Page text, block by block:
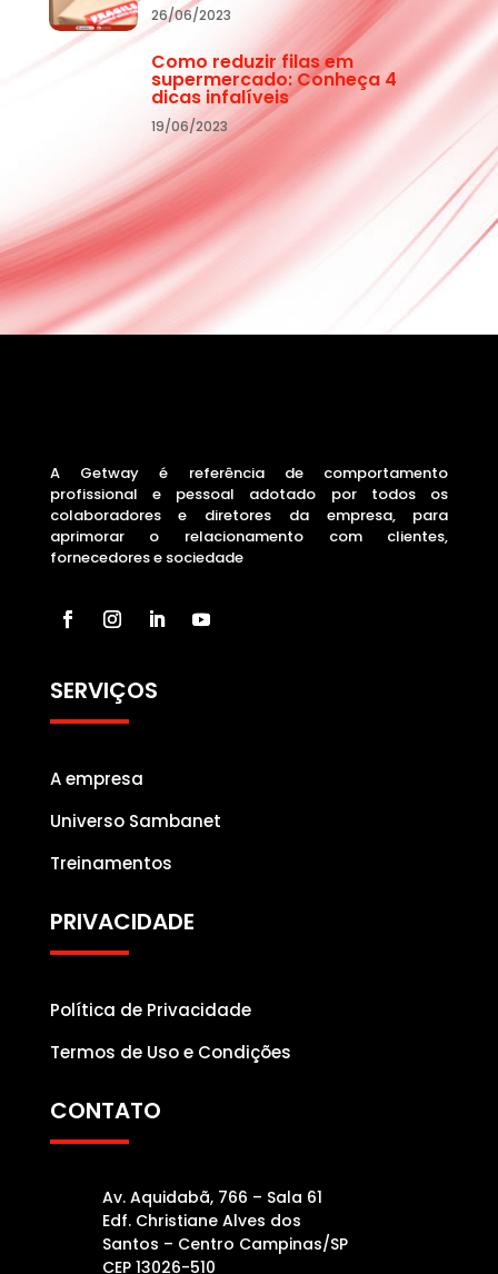
26/06/2023
Como reduzir filas em
supermercado: Conheça 4
dicas infalíveis
19/06/2023
A Getway é referência de comportamento
profissional e pessoal adotado por todos os
colaboradores e diretores da empresa, para
aprimorar o relacionamento com clientes,
fornecedores e sociedade
SERVIÇOS
A empresa
Universo Sambanet
Treinamentos
PRIVACIDADE
Política de Privacidade
Termos de Uso e Condições
CONTATO
Av. Aquidabã, 766 – Sala 61
Edf. Christiane Alves dos
Santos – Centro Campinas/SP
CEP 13026-510